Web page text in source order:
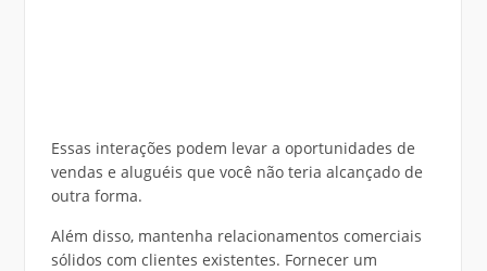
Essas interações podem levar a oportunidades de
vendas e aluguéis que você não teria alcançado de
outra forma.
Além disso, mantenha relacionamentos comerciais
sólidos com clientes existentes. Fornecer um